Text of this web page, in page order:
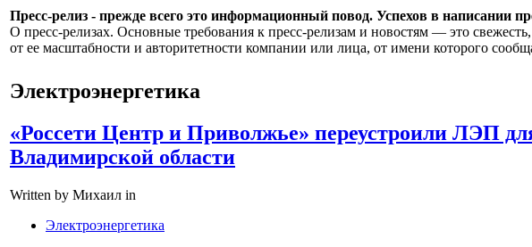
Пресс-релиз - прежде всего это информационный повод. Успехов в написании
О пресс-релизах. Основные требования к пресс-релизам и новостям — это
от ее масштабности и авторитетности компании или лица, от имени которого
Электроэнергетика
«Россети Центр и Приволжье» переустроили ЛЭП
Владимирской области
Written by Михаил in
Электроэнергетика